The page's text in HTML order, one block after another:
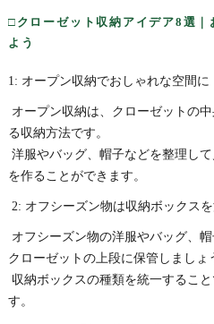
□クローゼット収納アイデア8選｜
よう
1: オープン収納でおしゃれな空間に
オープン収納は、クローゼットの
る収納方法です。
洋服やバッグ、帽子などを整理し
を作ることができます。
2: オフシーズン物は収納ボックスを
オフシーズン物の洋服やバッグ、
クローゼットの上段に保管しましょ
収納ボックスの種類を統一するこ
す。